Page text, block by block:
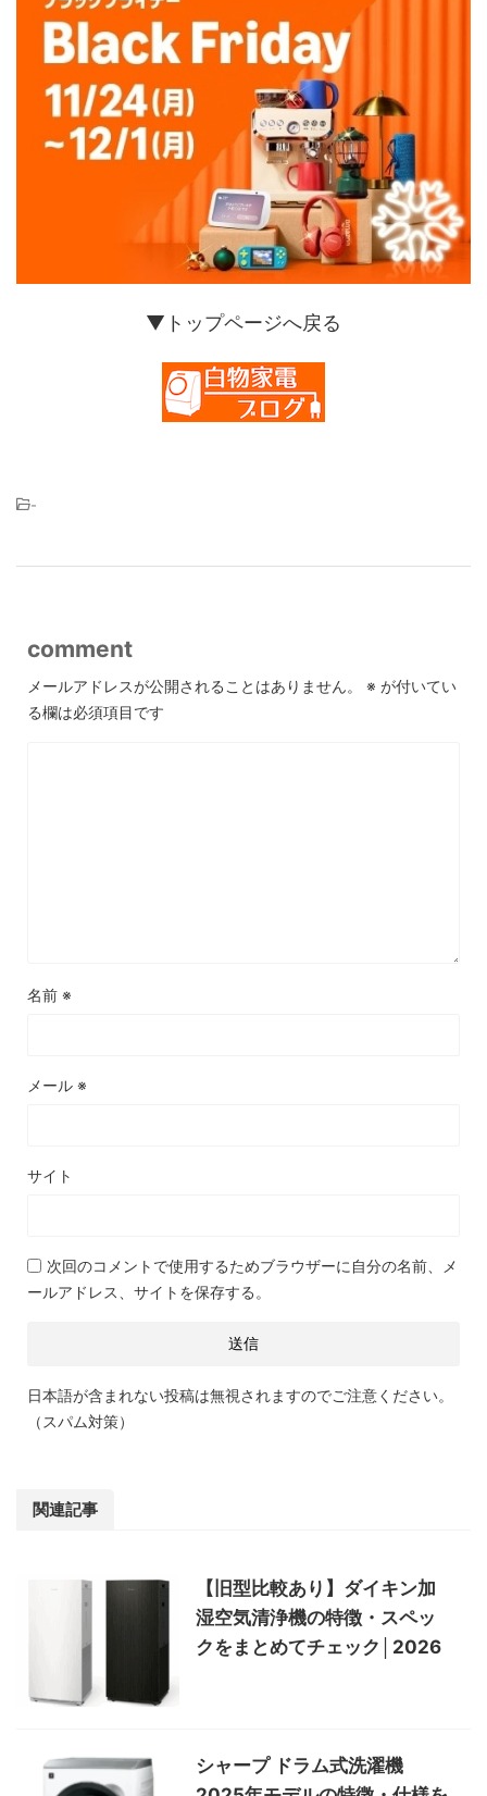
▼トップページへ戻る
-
comment
メールアドレスが公開されることはありません。 ※ が付いてい
る欄は必須項目です
名前 ※
メール ※
サイト
次回のコメントで使用するためブラウザーに自分の名前、メ
ールアドレス、サイトを保存する。
日本語が含まれない投稿は無視されますのでご注意ください。
（スパム対策）
関連記事
【旧型比較あり】ダイキン加
湿空気清浄機の特徴・スペッ
クをまとめてチェック│2026
シャープ ドラム式洗濯機